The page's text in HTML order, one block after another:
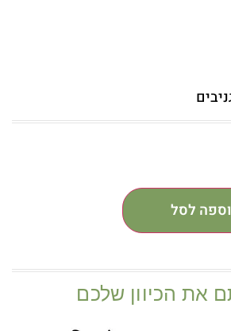
לסל
את הכיוון שלכם